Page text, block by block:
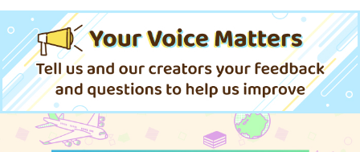
からあげ定食
専売 629 （税込）
ヒプノシスマイク
観音坂独歩×有栖川帝統
サンプル
カート
と
ポカポカ日和
専売 787円
ヒプノシスマイク
伊弉冉一二三×観音坂独歩
サンプル
ーメイド
煩悩
専売 858円 （税込）
ヒプノシスマイク
観音坂独歩×伊弉冉一二三
サンプル